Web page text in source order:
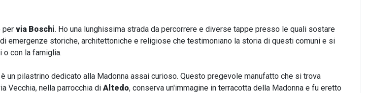
per via Boschi. Ho una lunghissima strada da percorrere e diverse tappe presso le quali sostare
emergenze storiche, architettoniche e religiose che testimoniano la storia di questi comuni e si
o con la famiglia.
un pilastrino dedicato alla Madonna assai curioso. Questo pregevole manufatto che si trova
Vecchia, nella parrocchia di Altedo, conserva un'immagine in terracotta della Madonna e fu eretto